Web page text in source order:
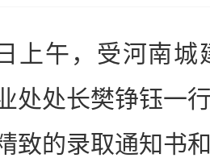
午，受河南城
处处长樊铮钰一
致的录取通知